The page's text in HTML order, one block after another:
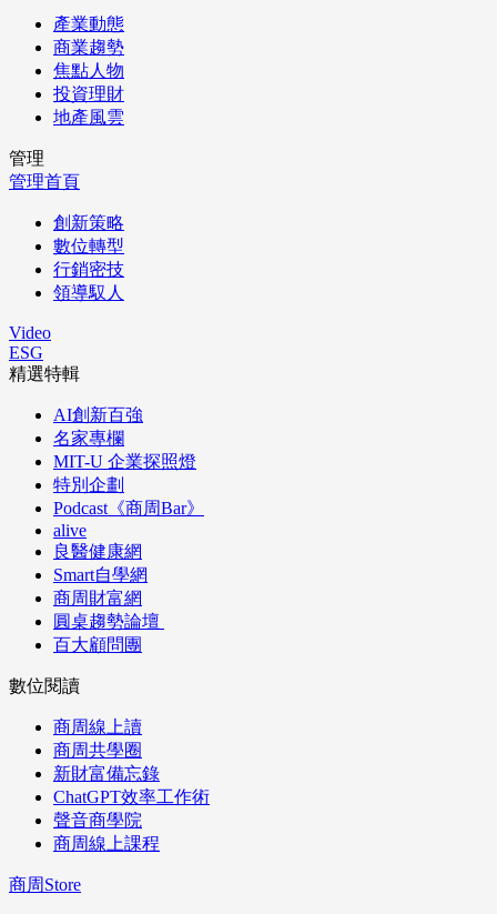
產業動態
商業趨勢
焦點人物
投資理財
地產風雲
管理
管理首頁
創新策略
數位轉型
行銷密技
領導馭人
Video
ESG
精選特輯
AI創新百強
名家專欄
MIT-U 企業探照燈
特別企劃
Podcast《商周Bar》
alive
良醫健康網
Smart自學網
商周財富網
圓桌趨勢論壇
百大顧問團
數位閱讀
商周線上讀
商周共學圈
新財富備忘錄
ChatGPT效率工作術
聲音商學院
商周線上課程
商周Store